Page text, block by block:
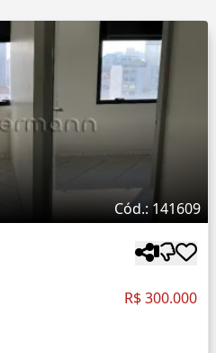
Cód.: 141609
R$ 300.000